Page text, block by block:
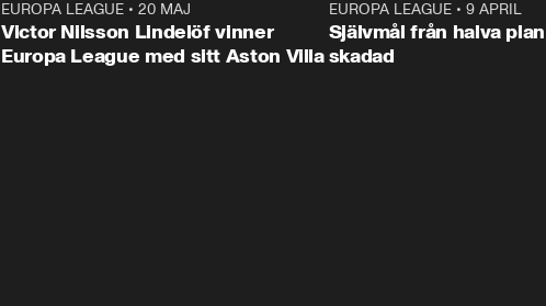
EUROPA LEAGUE • 20 MAJ
Victor Nilsson Lindelöf vinner
Europa League med sitt Aston Villa
EUROPA LEAGUE• 9 APRIL
Självmål från halva
skadad